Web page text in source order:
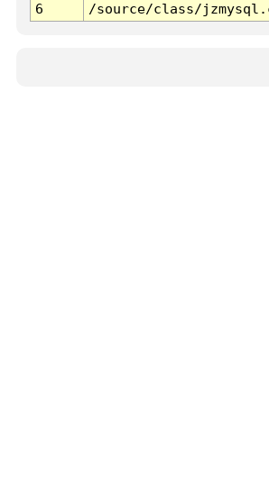
6
/source/class/